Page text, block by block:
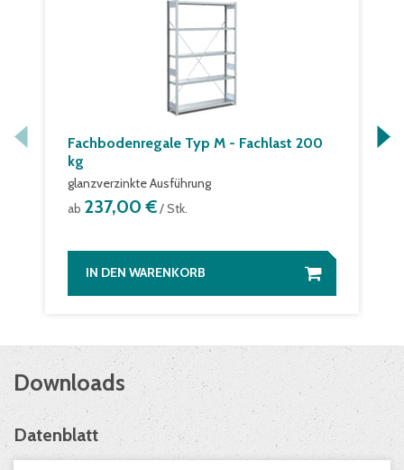
Fachbodenregale Typ M - Fachlast 200
kg
glanzverzinkte Ausführung
ab 237,00 €/ Stk.
IN DEN WARENKORB
Downloads
Datenblatt